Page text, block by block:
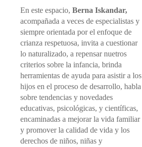
En este espacio, Berna Iskandar,
acompañada a veces de especialistas y
siempre orientada por el enfoque de
crianza respetuosa, invita a cuestionar
lo naturalizado, a repensar nuetros
criterios sobre la infancia, brinda
herramientas de ayuda para asistir a los
hijos en el proceso de desarrollo, habla
sobre tendencias y novedades
educativas, psicológicas, y científicas,
encaminadas a mejorar la vida familiar
y promover la calidad de vida y los
derechos de niños, niñas y